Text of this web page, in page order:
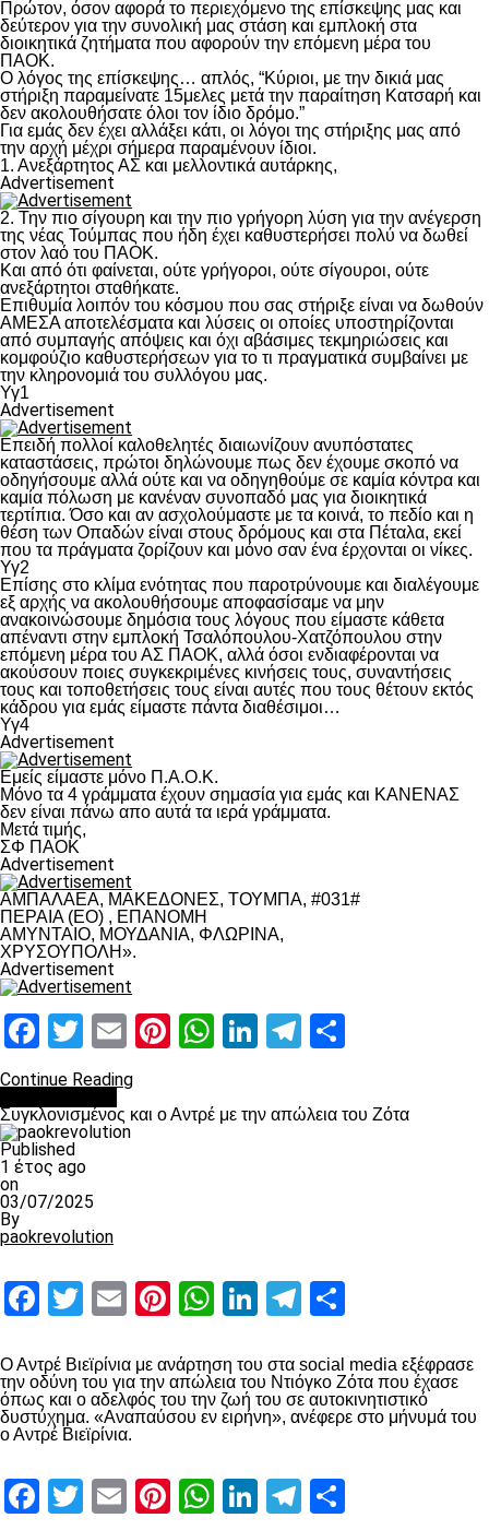
Πρώτον, όσον αφορά το περιεχόμενο της επίσκεψης μας και
δεύτερον για την συνολική μας στάση και εμπλοκή στα
διοικητικά ζητήματα που αφορούν την επόμενη μέρα του
ΠΑΟΚ.
Ο λόγος της επίσκεψης… απλός, “Κύριοι, με την δικιά μας
στήριξη παραμείνατε 15μελες μετά την παραίτηση Κατσαρή και
δεν ακολουθήσατε όλοι τον ίδιο δρόμο.”
Για εμάς δεν έχει αλλάξει κάτι, οι λόγοι της στήριξης μας από
την αρχή μέχρι σήμερα παραμένουν ίδιοι.
1. Ανεξάρτητος ΑΣ και μελλοντικά αυτάρκης,
Advertisement
2. Την πιο σίγουρη και την πιο γρήγορη λύση για την ανέγερση
της νέας Τούμπας που ήδη έχει καθυστερήσει πολύ να δωθεί
στον λαό του ΠΑΟΚ.
Και από ότι φαίνεται, ούτε γρήγοροι, ούτε σίγουροι, ούτε
ανεξάρτητοι σταθήκατε.
Επιθυμία λοιπόν του κόσμου που σας στήριξε είναι να δωθούν
ΑΜΕΣΑ αποτελέσματα και λύσεις οι οποίες υποστηρίζονται
από συμπαγής απόψεις και όχι αβάσιμες τεκμηριώσεις και
κομφούζιο καθυστερήσεων για το τι πραγματικά συμβαίνει με
την κληρονομιά του συλλόγου μας.
Υγ1
Advertisement
Επειδή πολλοί καλοθελητές διαιωνίζουν ανυπόστατες
καταστάσεις, πρώτοι δηλώνουμε πως δεν έχουμε σκοπό να
οδηγήσουμε αλλά ούτε και να οδηγηθούμε σε καμία κόντρα και
καμία πόλωση με κανέναν συνοπαδό μας για διοικητικά
τερτίπια. Όσο και αν ασχολούμαστε με τα κοινά, το πεδίο και η
θέση των Οπαδών είναι στους δρόμους και στα Πέταλα, εκεί
που τα πράγματα ζορίζουν και μόνο σαν ένα έρχονται οι νίκες.
Υγ2
Επίσης στο κλίμα ενότητας που παροτρύνουμε και διαλέγουμε
εξ αρχής να ακολουθήσουμε αποφασίσαμε να μην
ανακοινώσουμε δημόσια τους λόγους που είμαστε κάθετα
απέναντι στην εμπλοκή Τσαλόπουλου-Χατζόπουλου στην
επόμενη μέρα του ΑΣ ΠΑΟΚ, αλλά όσοι ενδιαφέρονται να
ακούσουν ποιες συγκεκριμένες κινήσεις τους, συναντήσεις
τους και τοποθετήσεις τους είναι αυτές που τους θέτουν εκτός
κάδρου για εμάς είμαστε πάντα διαθέσιμοι…
Υγ4
Advertisement
Εμείς είμαστε μόνο Π.Α.Ο.Κ.
Μόνο τα 4 γράμματα έχουν σημασία για εμάς και ΚΑΝΕΝΑΣ
δεν είναι πάνω απο αυτά τα ιερά γράμματα.
Μετά τιμής,
ΣΦ ΠΑΟΚ
Advertisement
ΑΜΠΑΛΑΕΑ, ΜΑΚΕΔΟΝΕΣ, ΤΟΥΜΠΑ, #031#
ΠΕΡΑΙΑ (ΕΟ) , ΕΠΑΝΟΜΗ
ΑΜΥΝΤΑΙΟ, ΜΟΥΔΑΝΙΑ, ΦΛΩΡΙΝΑ,
ΧΡΥΣΟΥΠΟΛΗ».
Advertisement
Facebook
Twitter
EmailPinterest
WhatsApp
LinkedIn
Telegram
Continue Reading
Συγκλονισμένος και ο Αντρέ με την απώλεια του Ζότα
Published
1 έτος ago
on
03/07/2025
By
paokrevolution
Facebook
Twitter
EmailPinterest
WhatsApp
LinkedIn
Telegram
Ο Αντρέ Βιεϊρίνια με ανάρτηση του στα social media εξέφρασε
την οδύνη του για την απώλεια του Ντιόγκο Ζότα που έχασε
όπως και ο αδελφός του την ζωή του σε αυτοκινητιστικό
δυστύχημα. «Αναπαύσου εν ειρήνη», ανέφερε στο μήνυμά του
ο Αντρέ Βιεϊρίνια.
Facebook
Twitter
EmailPinterest
WhatsApp
LinkedIn
Telegram